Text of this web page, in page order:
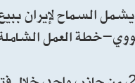
يشمل السماح لإيران
خطة العمل الشاملة